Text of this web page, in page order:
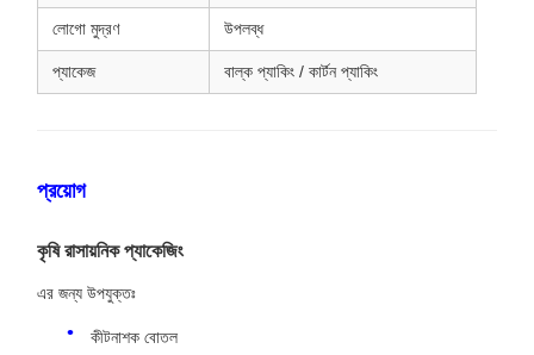
লোগো মুদ্রণ উপলব্ধ
প্যাকেজ বাল্ক প্যাকিং / কার্টন প্যাকিং
প্রয়োগ
কৃষি রাসায়নিক প্যাকেজিং
এর জন্য উপযুক্তঃ
কীটনাশক বোতল